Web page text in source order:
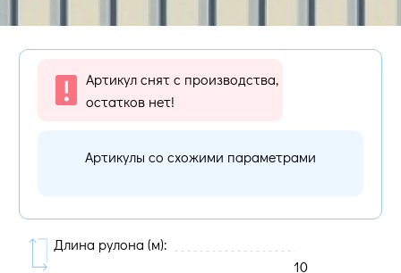
Артикул снят с производства,
остатков нет!
Артикулы со схожими параметрами
Длина рулона (м):
10